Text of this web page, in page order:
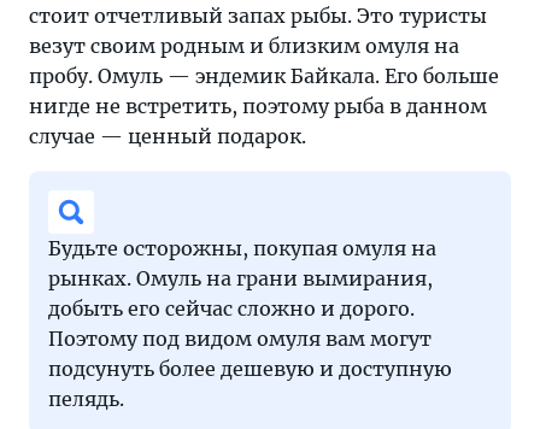
стоит отчетливый запах рыбы. Это туристы
везут своим родным и близким омуля на
пробу. Омуль — эндемик Байкала. Его больше
нигде не встретить, поэтому рыба в данном
случае — ценный подарок.
Будьте осторожны, покупая омуля на
рынках. Омуль на грани вымирания,
добыть его сейчас сложно и дорого.
Поэтому под видом омуля вам могут
подсунуть более дешевую и доступную
пелядь.